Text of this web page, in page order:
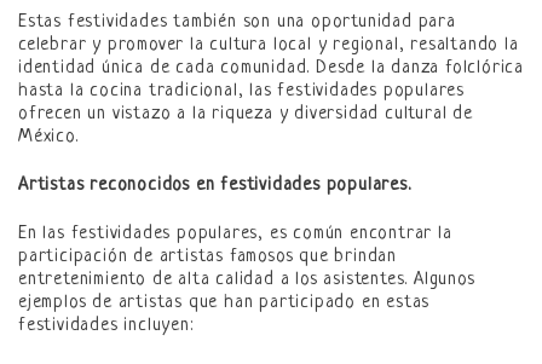
Estas festividades también son una oportunidad para
celebrar y promover la cultura local y regional, resaltando la
identidad única de cada comunidad. Desde la danza folclórica
hasta la cocina tradicional, las festividades populares
ofrecen un vistazo a la riqueza y diversidad cultural de
México.
Artistas reconocidos en festividades populares.
En las festividades populares, es común encontrar la
participación de artistas famosos que brindan
entretenimiento de alta calidad a los asistentes. Algunos
ejemplos de artistas que han participado en estas
festividades incluyen: